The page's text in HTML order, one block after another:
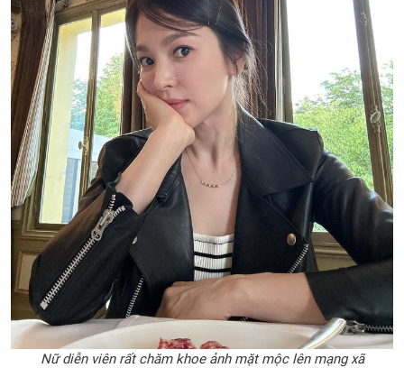
Nữ diễn viên rất chăm khoe ảnh mặt mộc lên mạng xã